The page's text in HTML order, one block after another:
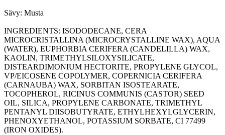
Sävy: Musta
INGREDIENTS: ISODODECANE, CERA
MICROCRISTALLINA (MICROCRYSTALLINE WAX), AQUA
(WATER), EUPHORBIA CERIFERA (CANDELILLA) WAX,
KAOLIN, TRIMETHYLSILOXYSILICATE,
DISTEARDIMONIUM HECTORITE, PROPYLENE GLYCOL,
VP/EICOSENE COPOLYMER, COPERNICIA CERIFERA
(CARNAUBA) WAX, SORBITAN ISOSTEARATE,
TOCOPHEROL, RICINUS COMMUNIS (CASTOR) SEED
OIL, SILICA, PROPYLENE CARBONATE, TRIMETHYL
PENTANYL DIISOBUTYRATE, ETHYLHEXYLGLYCERIN,
PHENOXYETHANOL, POTASSIUM SORBATE, CI 77499
(IRON OXIDES).